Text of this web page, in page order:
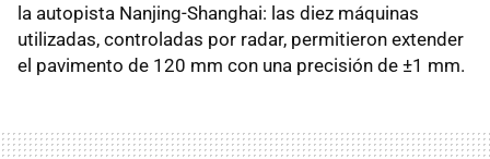
la autopista Nanjing-Shanghai: las diez máquinas
utilizadas, controladas por radar, permitieron extender
el pavimento de 120 mm con una precisión de ±1 mm.